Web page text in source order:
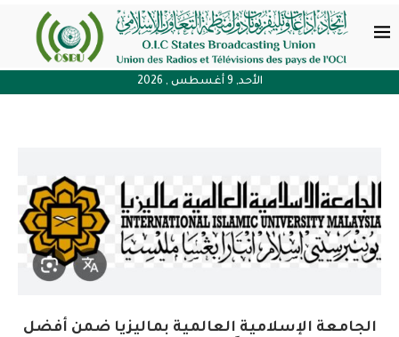
الأحد, 9 أغسطس , 2026
الجامعة الإسلامية العالمية بماليزيا ضمن أفضل